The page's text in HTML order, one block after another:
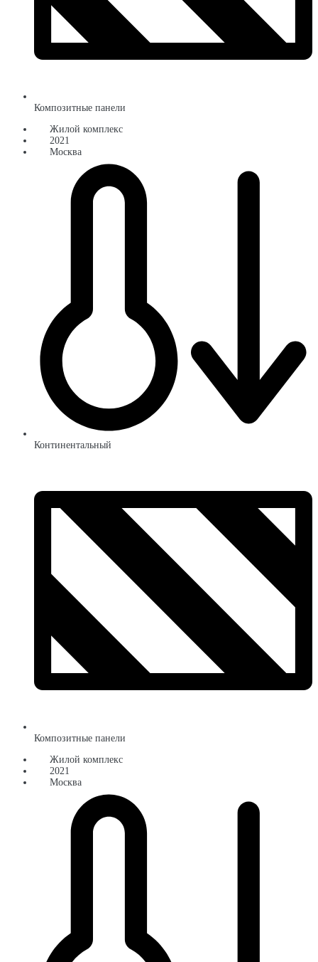
Композитные панели
Жилой комплекс
2021
Москва
Континентальный
Композитные панели
Жилой комплекс
2021
Москва